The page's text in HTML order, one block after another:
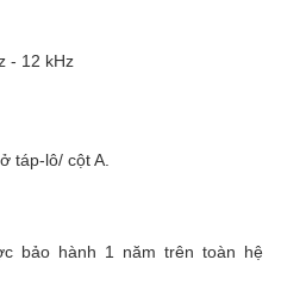
- 12 kHz
táp-lô/ cột A.
bảo hành 1 năm trên toàn hệ